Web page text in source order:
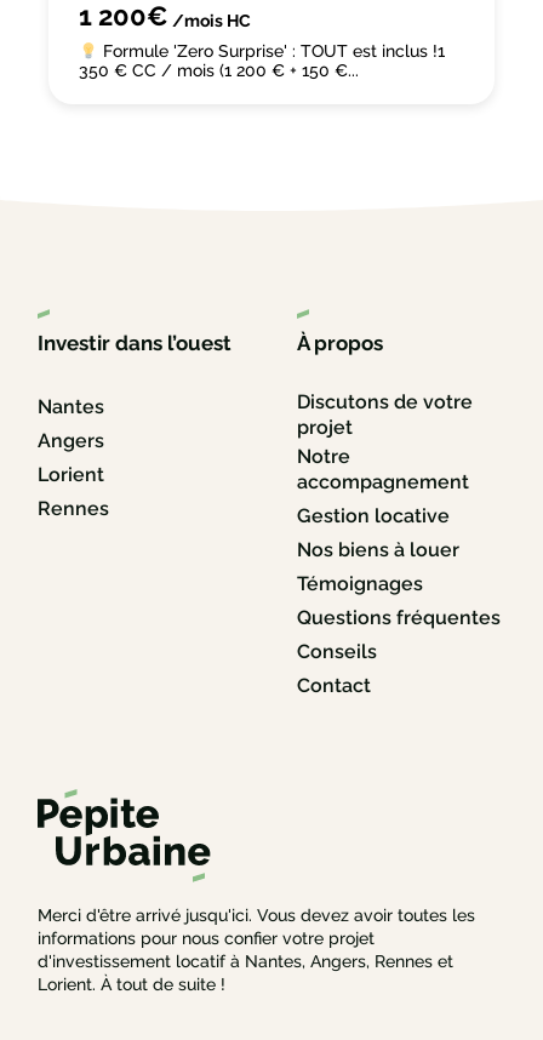
1 200€ /mois HC
Formule 'Zero Surprise' : TOUT est inclus !1
350 € CC / mois (1 200 € + 150 €...
Merci d'être arrivé jusqu'ici. Vous devez avoir toutes les
informations pour nous confier votre projet
d'investissement locatif à Nantes, Angers, Rennes et
Lorient. À tout de suite !
Investir dans l’ouest
Nantes
Angers
Lorient
Rennes
À propos
Discutons de votre
projet
Notre
accompagnement
Gestion locative
Nos biens à louer
Témoignages
Questions fréquentes
Conseils
Contact